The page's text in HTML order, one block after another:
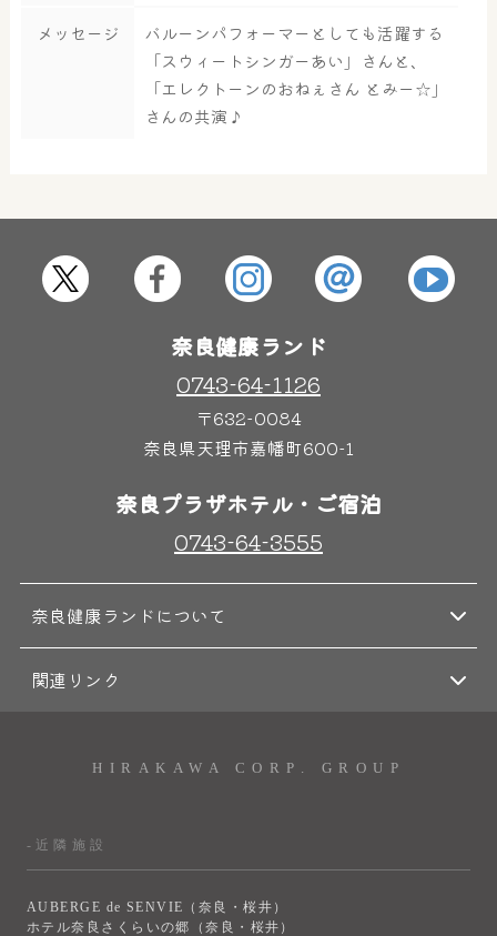
大浴場 サウナ・岩盤浴
屋内レジャープール
はしゃきっズ
メッセージ
バルーンパフォーマーとしても活躍する
「スウィートシンガーあい」さんと、
「エレクトーンのおねぇさん とみー☆」
さんの共演♪
奈良健康ランド
0743-64-1126
〒632-0084
奈良県天理市嘉幡町600-1
奈良プラザホテル・ご宿泊
0743-64-3555
奈良健康ランドについて
関連リンク
HIRAKAWA CORP. GROUP
-近隣施設
AUBERGE de SENVIE（奈良・桜井）
ホテル奈良さくらいの郷（奈良・桜井）